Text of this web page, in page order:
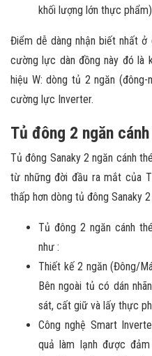
khối lượng lớn thực
Điểm dễ dàng nhận biết nhất ở
cường lực dàn đồng này đó là
hiệu W: dòng tủ 2 ngăn
cường lực Inverter.
Tủ đông 2 ngăn
Tủ đông Sanaky 2 ngăn cánh
từ những đời đầu ra mắt của
thấp hơn dòng tủ đông Sanaky
Tủ đông 2 ngăn cánh
như :
Thiết kế 2 ngăn (Đông/
Bên ngoài tủ có dán
sát, cất giữ và lấy thực
Công nghệ Smart
quả làm lạnh được